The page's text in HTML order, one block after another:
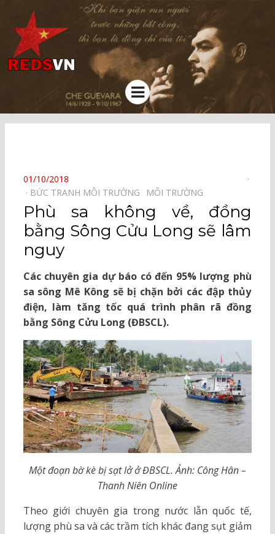
Kênh chia sẻ tri thức cộng đồng
Menu
POSTED
ON
01/10/2018
BỨC TRANH MÔI TRƯỜNG⠀
MÔI TRƯỜNG⠀
Phù sa không về, đồng
bằng Sông Cửu Long sẽ lâm
nguy
Các chuyên gia dự báo có đến 95% lượng phù
sa sông Mê Kông sẽ bị chặn bởi các đập thủy
điện, làm tăng tốc quá trình phân rã đồng
bằng Sông Cửu Long (ĐBSCL).
Một đoạn bờ kè bị sạt lở ở ĐBSCL. Ảnh: Công Hân –
Thanh Niên Online
Theo giới chuyên gia trong nước lẫn quốc tế,
lượng phù sa và các trầm tích khác đang sụt giảm